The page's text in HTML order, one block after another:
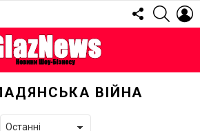
FOLLOW
US
ВІЙНА